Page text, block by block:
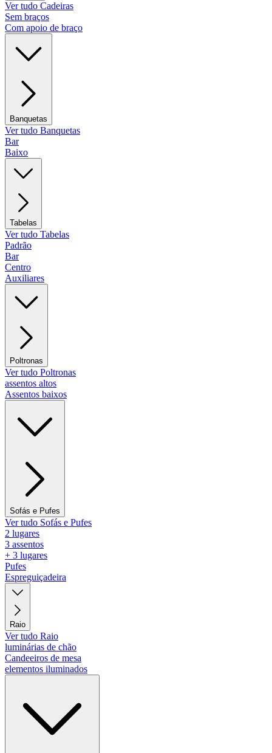
Ver tudo Cadeiras
Sem braços
Com apoio de braço
Banquetas
Ver tudo Banquetas
Bar
Baixo
Tabelas
Ver tudo Tabelas
Padrão
Bar
Centro
Auxiliares
Poltronas
Ver tudo Poltronas
assentos altos
Assentos baixos
Sofás e Pufes
Ver tudo Sofás e Pufes
2 lugares
3 assentos
+ 3 lugares
Pufes
Espreguiçadeira
Raio
Ver tudo Raio
luminárias de chão
Candeeiros de mesa
elementos iluminados